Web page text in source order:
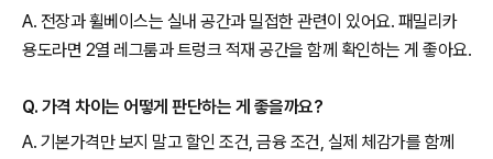
A. 전장과 휠베이스는 실내 공간과 밀접한 관련이 있어요. 패밀리카
용도라면 2열 레그룸과 트렁크 적재 공간을 함께 확인하는 게 좋아요.
Q. 가격 차이는 어떻게 판단하는 게 좋을까요?
A. 기본가격만 보지 말고 할인 조건, 금융 조건, 실제 체감가를 함께